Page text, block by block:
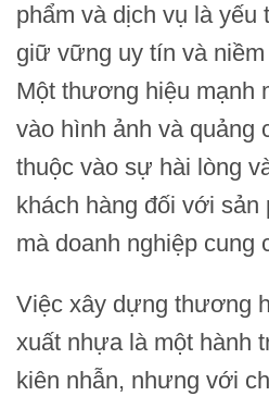
phẩm và dịch vụ là yếu
giữ vững uy tín và
Một thương hiệu mạnh
vào hình ảnh và quảng
thuộc vào sự hài lòng
khách hàng đối với sản
mà doanh nghiệp cung
Việc xây dựng thương
xuất nhựa là một hành
kiên nhẫn, nhưng với